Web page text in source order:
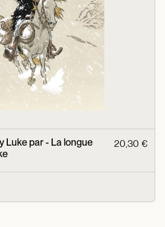
Luke par - La longue
20,30 €